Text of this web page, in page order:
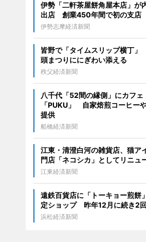
伊勢「二軒茶屋餅角屋本店」が
出店 創業450年間で初の支店
伊勢志摩経済新聞
皆野で「タイムスリップ横丁
頭まつりににぎわい添える
秩父経済新聞
八千代「52間の縁側」にカフェ
「PUKU」 自家焙煎コーヒー
提供
船橋経済新聞
江東・清澄白河の雑貨店、猫ア
門店「ネコシカ」としてリニュ
江東経済新聞
遠鉄百貨店に「トーキョー煎餅
定ショップ 昨年12月に続き2
浜松経済新聞